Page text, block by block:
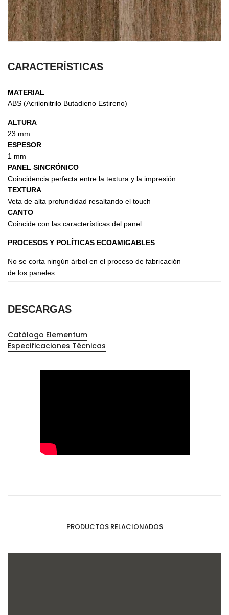
CARACTERÍSTICAS
MATERIAL
ABS (Acrilonitrilo Butadieno Estireno)
ALTURA
23 mm
ESPESOR
1 mm
PANEL SINCRÓNICO
Coincidencia perfecta entre la textura y la impresión
TEXTURA
Veta de alta profundidad resaltando el touch
CANTO
Coincide con las características del panel
PROCESOS Y POLÍTICAS ECOAMIGABLES
No se corta ningún árbol en el proceso de fabricación
de los paneles
DESCARGAS
Catálogo Elementum
Especificaciones Técnicas
PRODUCTOS RELACIONADOS